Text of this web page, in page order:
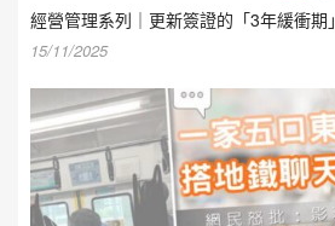
經營管理系列｜更新簽證的「3年緩衝期」
15/11/2025